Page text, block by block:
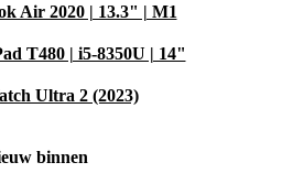
Air 2020 | 13.3" | M1
T480 | i5-8350U | 14"
Ultra 2 (2023)
binnen